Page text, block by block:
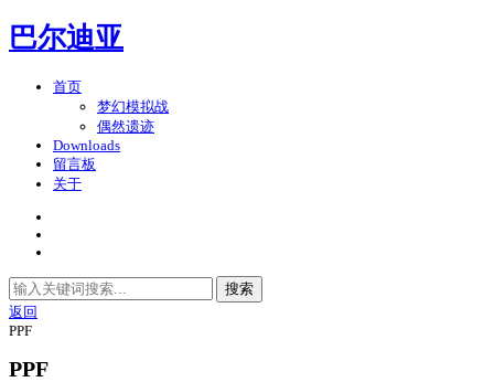
巴尔迪亚
首页
梦幻模拟战
偶然遗迹
Downloads
留言板
关于
搜索
返回
PPF
PPF